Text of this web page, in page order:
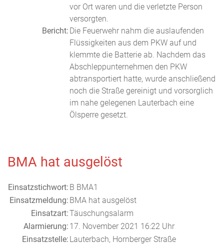
Bericht:
vor Ort waren und die verletzte Person
versorgten.
Die Feuerwehr nahm die auslaufenden
Flüssigkeiten aus dem PKW auf und
klemmte die Batterie ab. Nachdem das
Abschleppunternehmen den PKW
abtransportiert hatte, wurde anschließend
noch die Straße gereinigt und vorsorglich
im nahe gelegenen Lauterbach eine
Ölsperre gesetzt.
BMA hat ausgelöst
Einsatzstichwort: B BMA1
Einsatzmeldung: BMA hat ausgelöst
Einsatzart:Täuschungsalarm
Alarmierung: 17. November 2021 16:22 Uhr
Einsatzstelle: Lauterbach, Hornberger Straße